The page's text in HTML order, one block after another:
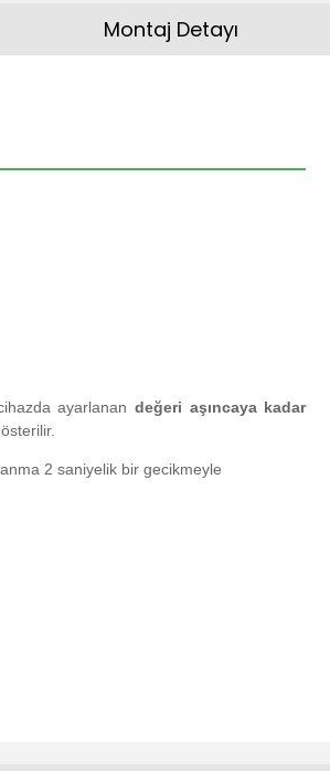
ayarlanan değeri aşıncaya kadar
2 saniyelik bir gecikmeyle
Montaj Detayı